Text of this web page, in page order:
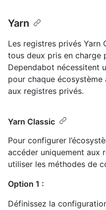
Yarn
Les registres privés Yarn
tous deux pris en charge
Dependabot nécessitent
pour chaque écosystème
aux registres privés.
Yarn Classic
Pour configurer
accéder uniquement aux
utiliser les méthodes de
Option 1 :
Définissez la